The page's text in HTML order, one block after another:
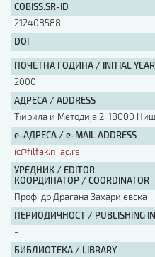
COBISS.SR-ID
212408588
DOI
ПОЧЕТНА ГОДИНА / INITIAL YEAR
2000
АДРЕСА / ADDRESS
Ћирила и Методија 2, 18000
е-АДРЕСА / e-MAIL ADDRESS
ic@filfak.ni.ac.rs
УРЕДНИК / EDITOR
КООРДИНАТОР / COORDINATOR
Проф. др Драгана Захаријевска
ПЕРИОДИЧНОСТ / PUBLISHING
-
БИБЛИОТЕКА / LIBRARY